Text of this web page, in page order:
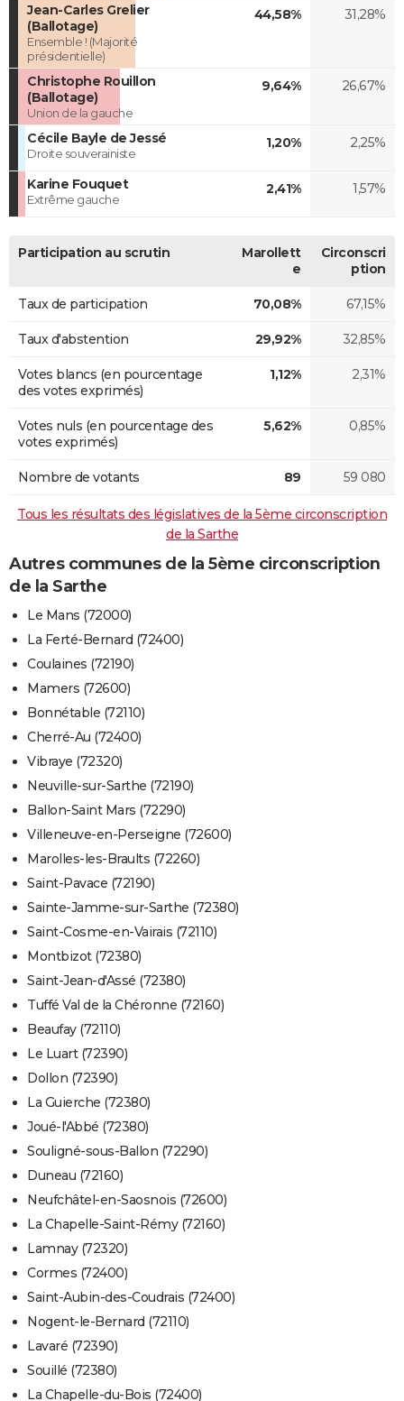
Jean-Carles Grelier
(Ballotage)
Ensemble ! (Majorité
présidentielle)
44,58% 31,28%
Christophe Rouillon
(Ballotage)
Union de la gauche
9,64% 26,67%
Cécile Bayle de Jessé
Droite souverainiste
1,20% 2,25%
Karine Fouquet
Extrême gauche
2,41% 1,57%
Participation au scrutin
Marollett
e
Circonscri
ption
Taux de participation 70,08% 67,15%
Taux d'abstention 29,92% 32,85%
Votes blancs (en pourcentage
des votes exprimés)
1,12% 2,31%
Votes nuls (en pourcentage des
votes exprimés)
5,62% 0,85%
Nombre de votants 89 59 080
Tous les résultats des législatives de la 5ème circonscription
de la Sarthe
Autres communes de la 5ème circonscription
de la Sarthe
Le Mans (72000)
La Ferté-Bernard (72400)
Coulaines (72190)
Mamers (72600)
Bonnétable (72110)
Cherré-Au (72400)
Vibraye (72320)
Neuville-sur-Sarthe (72190)
Ballon-Saint Mars (72290)
Villeneuve-en-Perseigne (72600)
Marolles-les-Braults (72260)
Saint-Pavace (72190)
Sainte-Jamme-sur-Sarthe (72380)
Saint-Cosme-en-Vairais (72110)
Montbizot (72380)
Saint-Jean-d'Assé (72380)
Tuffé Val de la Chéronne (72160)
Beaufay (72110)
Le Luart (72390)
Dollon (72390)
La Guierche (72380)
Joué-l'Abbé (72380)
Souligné-sous-Ballon (72290)
Duneau (72160)
Neufchâtel-en-Saosnois (72600)
La Chapelle-Saint-Rémy (72160)
Lamnay (72320)
Cormes (72400)
Saint-Aubin-des-Coudrais (72400)
Nogent-le-Bernard (72110)
Lavaré (72390)
Souillé (72380)
La Chapelle-du-Bois (72400)